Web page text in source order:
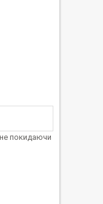
покидаючи